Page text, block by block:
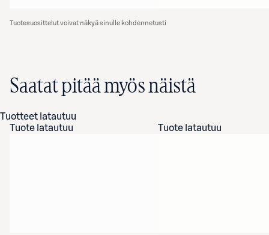
Tuotesuosittelut voivat näkyä sinulle kohdennetusti
Saatat pitää myös näistä
Tuotteet latautuu
Tuote latautuu
Tuote latautuu